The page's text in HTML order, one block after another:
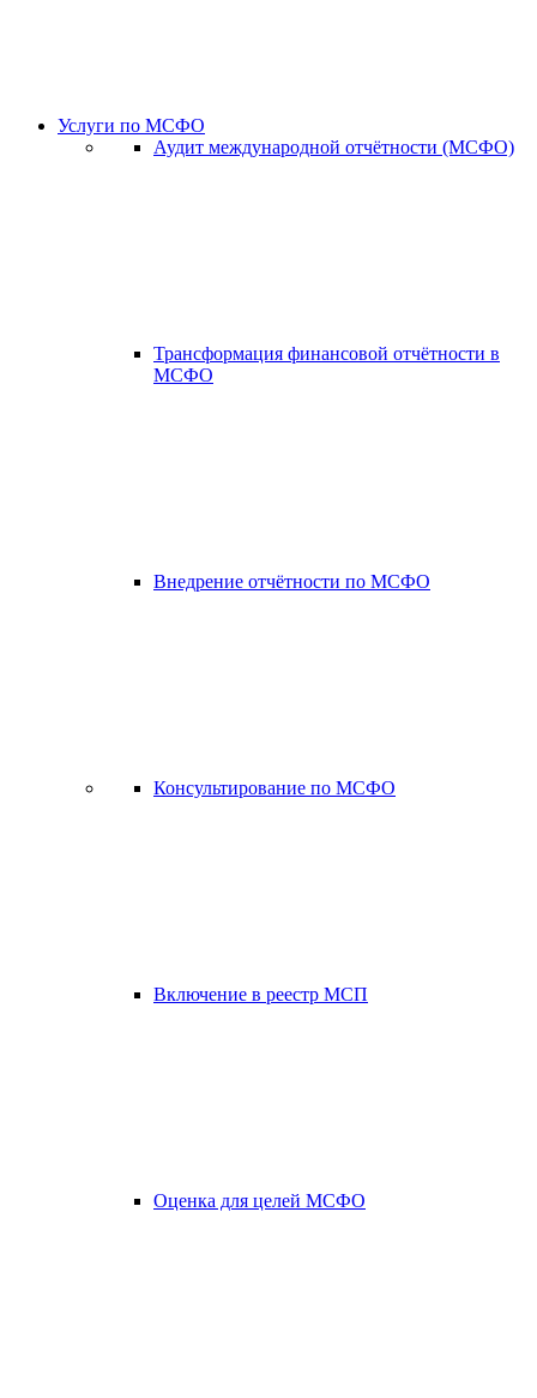
Услуги по МСФО
Аудит международной отчётности (МСФО)
Трансформация финансовой отчётности в
МСФО
Внедрение отчётности по МСФО
Консультирование по МСФО
Включение в реестр МСП
Оценка для целей МСФО